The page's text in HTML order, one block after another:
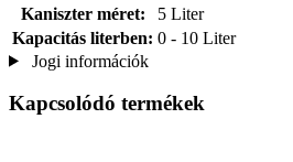
Kaniszter méret:
5 Liter
Kapacitás literben: 0 - 10 Liter
Jogi információk
Kapcsolódó termékek